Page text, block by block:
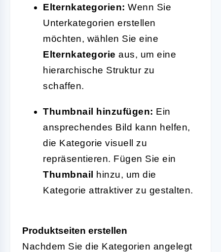
Elternkategorien: Wenn Sie
Unterkategorien erstellen
möchten, wählen Sie eine
Elternkategorie aus, um eine
hierarchische Struktur zu
schaffen.
Thumbnail hinzufügen: Ein
ansprechendes Bild kann helfen,
die Kategorie visuell zu
repräsentieren. Fügen Sie ein
Thumbnail hinzu, um die
Kategorie attraktiver zu gestalten.
Produktseiten erstellen
Nachdem Sie die Kategorien angelegt